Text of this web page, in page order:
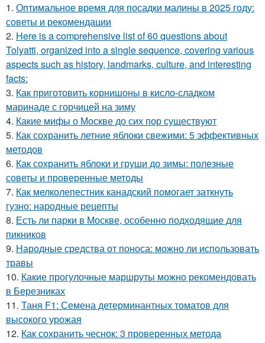
1. Оптимальное время для посадки малины в 2025 году:
советы и рекомендации
2. Here is a comprehensive list of 60 questions about
Tolyatti, organized into a single sequence, covering various
aspects such as history, landmarks, culture, and interesting
facts:
3. Как приготовить корнишоны в кисло-сладком
маринаде с горчицей на зиму
4. Какие мифы о Москве до сих пор существуют
5. Как сохранить летние яблоки свежими: 5 эффективных
методов
6. Как сохранить яблоки и груши до зимы: полезные
советы и проверенные методы
7. Как мелколепестник канадский помогает заткнуть
гузно: народные рецепты
8. Есть ли парки в Москве, особенно подходящие для
пикников
9. Народные средства от поноса: можно ли использовать
травы
10. Какие прогулочные маршруты можно рекомендовать
в Березниках
11. Таня F1: Семена детерминантных томатов для
высокого урожая
12. Как сохранить чеснок: 3 проверенных метода